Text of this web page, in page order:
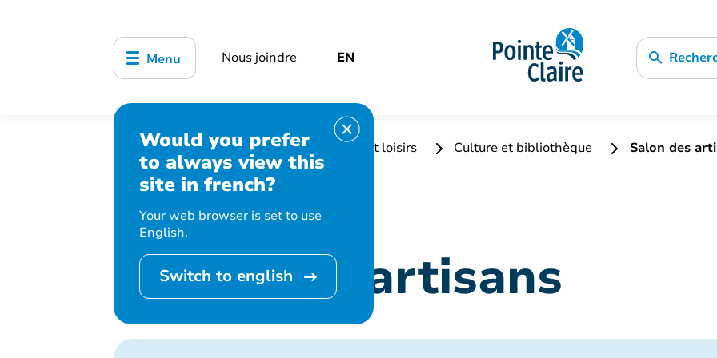
Menu Nous joindre EN
Would you prefer
to always view this
site in french?
Your web browser is set to use
English.
Switch to english
Accueil Bibliothèque, culture, sports et loisirs Culture et bibliothèque Salon des
Salon des artisans